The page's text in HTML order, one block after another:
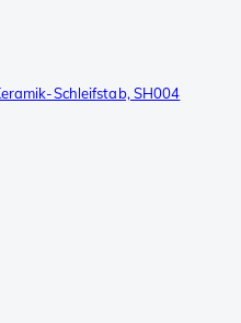
Schleifstab, SH004